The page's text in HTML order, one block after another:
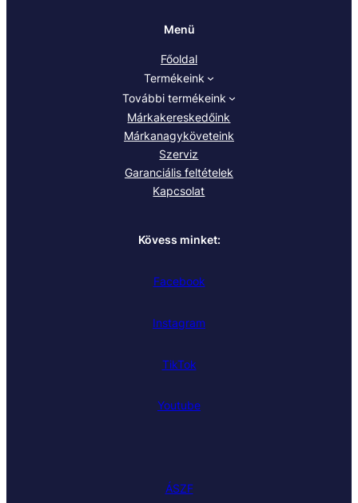
Menü
Főoldal
Termékeink
További termékeink
Márkakereskedőink
Márkanagyköveteink
Szerviz
Garanciális feltételek
Kapcsolat
Kövess minket:
Facebook
Instagram
TikTok
Youtube
ÁSZF